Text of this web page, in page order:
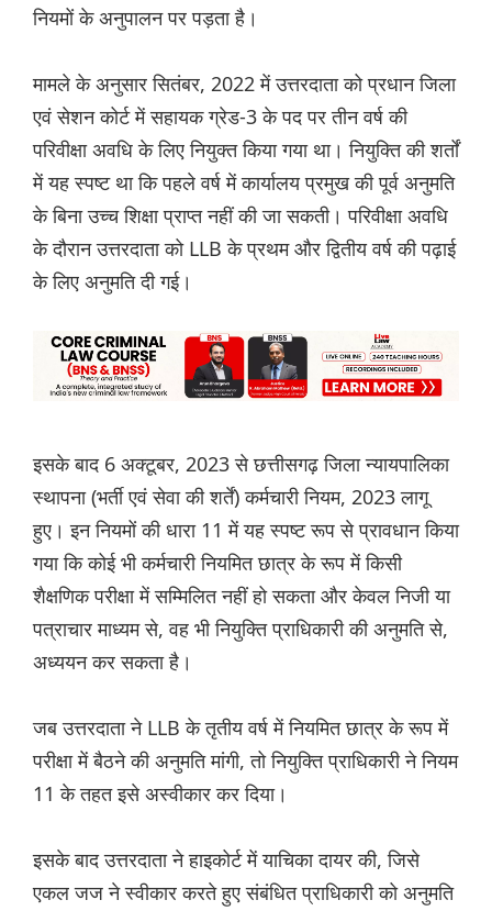
नियमों के अनुपालन पर पड़ता है।
मामले के अनुसार सितंबर, 2022 में उत्तरदाता को प्रधान जिला
एवं सेशन कोर्ट में सहायक ग्रेड-3 के पद पर तीन वर्ष की
परिवीक्षा अवधि के लिए नियुक्त किया गया था। नियुक्ति की शर्तों
में यह स्पष्ट था कि पहले वर्ष में कार्यालय प्रमुख की पूर्व अनुमति
के बिना उच्च शिक्षा प्राप्त नहीं की जा सकती। परिवीक्षा अवधि
के दौरान उत्तरदाता को LLB के प्रथम और द्वितीय वर्ष की पढ़ाई
के लिए अनुमति दी गई।
इसके बाद 6 अक्टूबर, 2023 से छत्तीसगढ़ जिला न्यायपालिका
स्थापना (भर्ती एवं सेवा की शर्तें) कर्मचारी नियम, 2023 लागू
हुए। इन नियमों की धारा 11 में यह स्पष्ट रूप से प्रावधान किया
गया कि कोई भी कर्मचारी नियमित छात्र के रूप में किसी
शैक्षणिक परीक्षा में सम्मिलित नहीं हो सकता और केवल निजी या
पत्राचार माध्यम से, वह भी नियुक्ति प्राधिकारी की अनुमति से,
अध्ययन कर सकता है।
जब उत्तरदाता ने LLB के तृतीय वर्ष में नियमित छात्र के रूप में
परीक्षा में बैठने की अनुमति मांगी, तो नियुक्ति प्राधिकारी ने नियम
11 के तहत इसे अस्वीकार कर दिया।
इसके बाद उत्तरदाता ने हाइकोर्ट में याचिका दायर की, जिसे
एकल जज ने स्वीकार करते हुए संबंधित प्राधिकारी को अनुमति